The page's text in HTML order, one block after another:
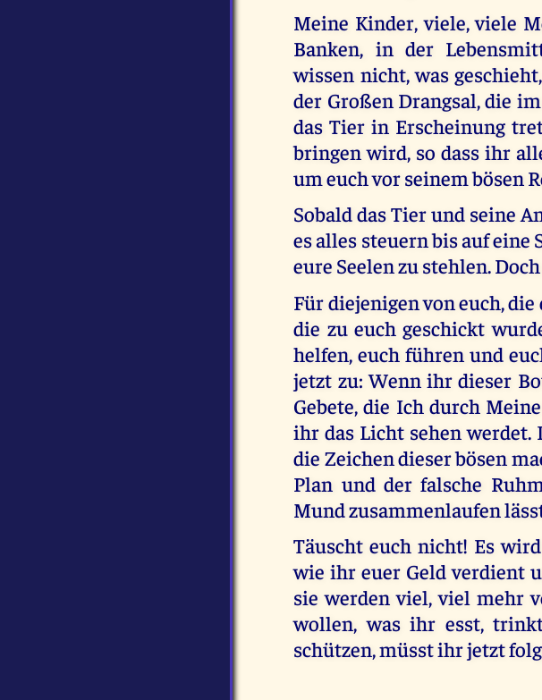
Meine Kinder, viele, viele
Banken, in der
wissen nicht, was
der Großen Drangsal, die
das Tier in Erscheinung
bringen wird, so dass ihr
um euch vor seinem bösen
Sobald das Tier und seine
es alles steuern bis auf eine
eure Seelen zu stehlen.
Für diejenigen von euch,
die zu euch geschickt
helfen, euch führen und
jetzt zu: Wenn ihr dieser
Gebete, die Ich durch
ihr das Licht sehen
die Zeichen dieser bösen
Plan und der falsche
Mund zusammenlaufen
Täuscht euch nicht! Es
wie ihr euer Geld verdient
sie werden viel, viel mehr
wollen, was ihr esst,
schützen, müsst ihr jetzt